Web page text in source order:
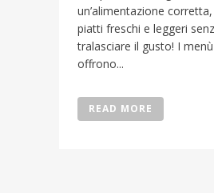
un’alimentazione
piatti freschi e leggeri
tralasciare il gusto! I
offrono...
READ MORE